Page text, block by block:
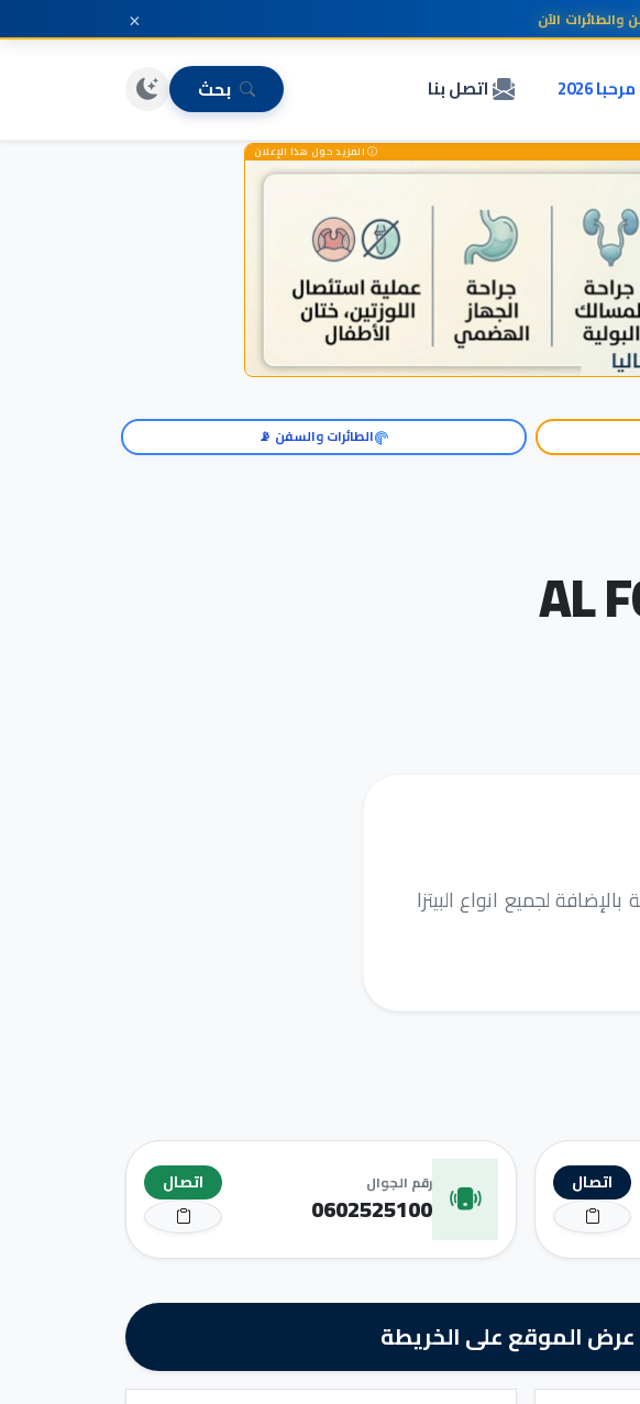
والطائرات الآن ×
مرحبا 2026 اتصل بنا بحث
المزيد حول هذا الإعلان
الطائرات والسفن 📡
AL
لجميع انواع البيتزا
اتصال رقم الجوال
0602525100
اتصال
عرض الموقع على الخريطة